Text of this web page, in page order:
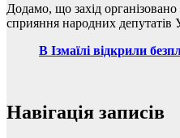
Додамо, що захід
сприяння народних депутатів
В Ізмаїлі відкрили
Навігація записів